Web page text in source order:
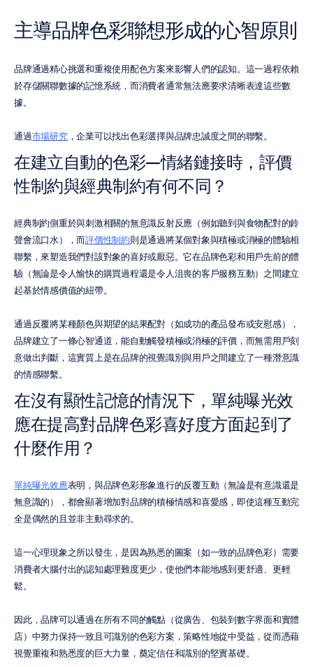
主導品牌色彩聯想形成的心智原則
品牌通過精心挑選和重複使用配色方案來影響人們的認知。這一過程依賴
於存儲關聯數據的記憶系統，而消費者通常無法應要求清晰表達這些數
據。
通過市場研究，企業可以找出色彩選擇與品牌忠誠度之間的聯繫。
在建立自動的色彩—情緒鏈接時，評價
性制約與經典制約有何不同？
經典制約側重於與刺激相關的無意識反射反應（例如聽到與食物配對的鈴
聲會流口水），而評價性制約則是通過將某個對象與積極或消極的體驗相
聯繫，來塑造我們對該對象的喜好或厭惡。它在品牌色彩和用戶先前的體
驗（無論是令人愉快的購買過程還是令人沮喪的客戶服務互動）之間建立
起基於情感價值的紐帶。
通過反覆將某種顏色與期望的結果配對（如成功的產品發布或安慰感），
品牌建立了一條心智通道，能自動觸發積極或消極的評價，而無需用戶刻
意做出判斷，這實質上是在品牌的視覺識別與用戶之間建立了一種潛意識
的情感聯繫。
在沒有顯性記憶的情況下，單純曝光效
應在提高對品牌色彩喜好度方面起到了
什麼作用？
單純曝光效應表明，與品牌色彩形象進行的反覆互動（無論是有意識還是
無意識的），都會顯著增加對品牌的積極情感和喜愛感，即使這種互動完
全是偶然的且並非主動尋求的。
這一心理現象之所以發生，是因為熟悉的圖案（如一致的品牌色彩）需要
消費者大腦付出的認知處理難度更少，使他們本能地感到更舒適、更輕
鬆。
因此，品牌可以通過在所有不同的觸點（從廣告、包裝到數字界面和實體
店）中努力保持一致且可識別的色彩方案，策略性地從中受益，從而憑藉
視覺重複和熟悉度的巨大力量，奠定信任和識別的堅實基礎。